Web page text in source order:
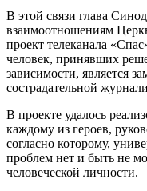
В этой связи глава
взаимоотношениям
проект телеканала
человек, принявших
зависимости, является
сострадательной
В проекте удалось
каждому из героев,
согласно которому,
проблем нет и быть не
человеческой личности.